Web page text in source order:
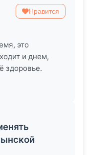
Нравится
это
и днем,
здоровье.